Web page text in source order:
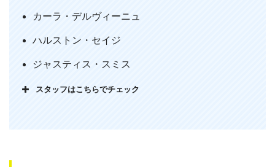
— おむ (@ika_hval)
カーラ・デルヴィーニュ
ハルストン・セイジ
ジャスティス・スミス
スタッフはこちらでチェック